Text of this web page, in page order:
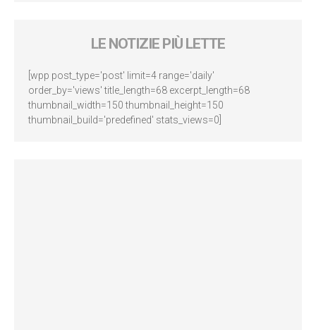
LE NOTIZIE PIÙ LETTE
[wpp post_type='post' limit=4 range='daily'
order_by='views' title_length=68 excerpt_length=68
thumbnail_width=150 thumbnail_height=150
thumbnail_build='predefined' stats_views=0]